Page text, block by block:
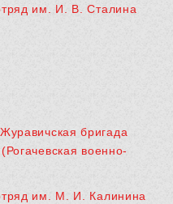
им. И. В. Сталина
бригада
военно-
им. М. И. Калинина